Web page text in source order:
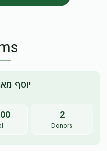
יוסף
2
Donors